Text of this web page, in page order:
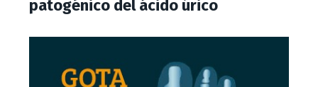
patogénico del ácido úrico